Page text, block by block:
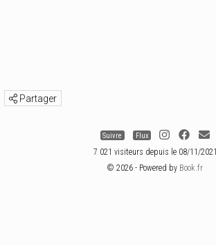
Partager
Suivre Flux
7 021 visiteurs depuis le 08/11/2021
© 2026 - Powered by Book.fr